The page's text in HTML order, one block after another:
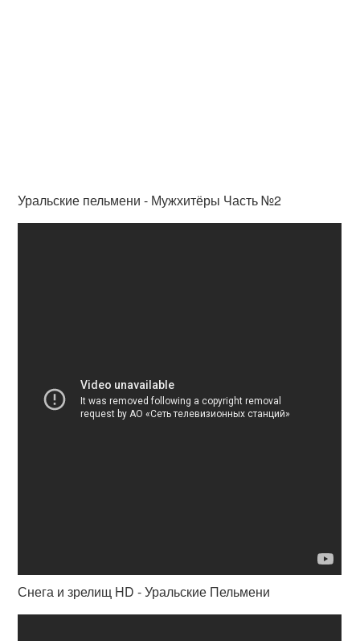
Уральские пельмени - Мужхитёры Часть №2
Снега и зрелищ HD - Уральские Пельмени